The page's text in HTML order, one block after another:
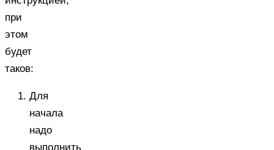
при
этом
будет
таков:
Для
начала
надо
выполнить